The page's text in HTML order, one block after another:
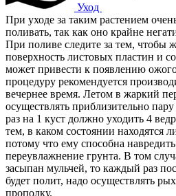
Уход
При уходе за таким растением
поливать, так как оно крайне
При поливе следите за тем, чтобы
поверхность листовых пластин и
может привести к появлению
процедуру рекомендуется
вечернее время. Летом в жаркий
осуществлять приблизительно
раз на 1 куст должно уходить 4
тем, в каком состоянии находятся
потому что ему способна
переувлажнение грунта. В том
засыпан мульчей, то каждый раз
будет полит, надо осуществлять
прополку.